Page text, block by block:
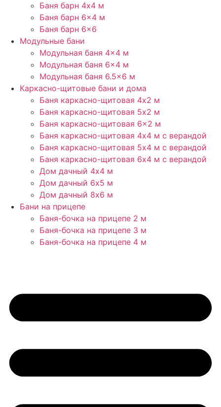
Баня барн 4х4 м
Баня барн 6×4 м
Баня барн 6×6
Модульные бани
Модульная баня 4×4 м
Модульная баня 6×4 м
Модульная баня 6.5×6 м
Каркасно-щитовые бани и дома
Баня каркасно-щитовая 4х2 м
Баня каркасно-щитовая 5х2 м
Баня каркасно-щитовая 6×2 м​
Баня каркасно-щитовая 4х4 м с верандой
Баня каркасно-щитовая 5х4 м с верандой
Баня каркасно-щитовая 6х4 м с верандой
Дом дачный 4х4 м
Дом дачный 6х5 м
Дом дачный 8х6 м
Бани на прицепе
Баня-бочка на прицепе 2 м
Баня-бочка на прицепе 3 м
Баня-бочка на прицепе 4 м